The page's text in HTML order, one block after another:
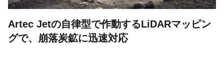
Artec Jetの自律型で作動するLiDARマッピン
グで、崩落炭鉱に迅速対応